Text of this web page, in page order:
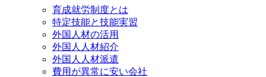
育成就労制度とは
特定技能と技能実習
外国人材の活用
外国人人材紹介
外国人人材派遣
費用が異常に安い会社